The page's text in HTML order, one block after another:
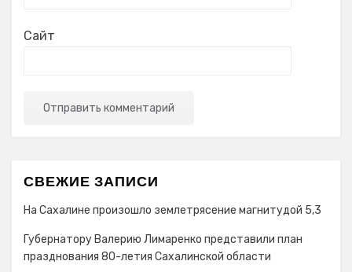
Сайт
СВЕЖИЕ ЗАПИСИ
На Сахалине произошло землетрясение магнитудой 5,3
Губернатору Валерию Лимаренко представили план
празднования 80-летия Сахалинской области